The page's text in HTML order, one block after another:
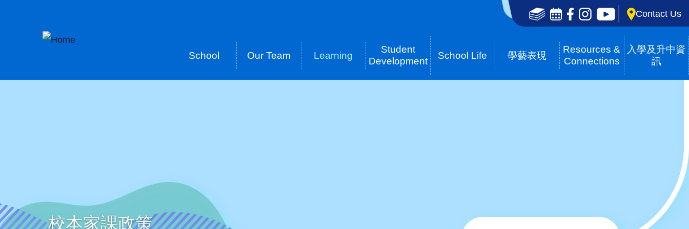
Social
Media
Contact Us
navigation
School Our Team Learning
Student
Development
School Life 學藝表現
Resources &
Connections
入學及升中資
訊
校本家課政策